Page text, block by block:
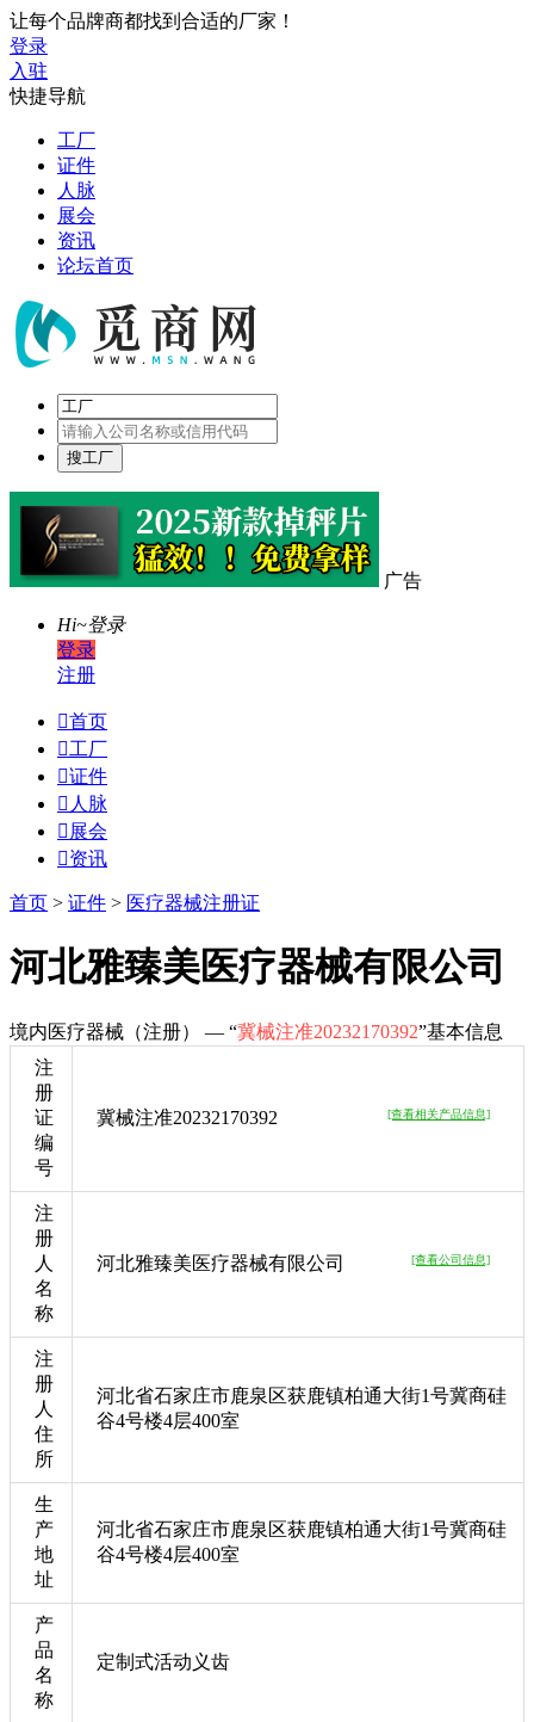
让每个品牌商都找到合适的厂家！
登录
入驻
快捷导航
工厂
证件
人脉
展会
资讯
论坛首页
广告
Hi~登录
登录
注册
首页
工厂
证件
 人脉
 展会
资讯
首页 > 证件 > 医疗器械注册证
河北雅臻美医疗器械有限公司
境内医疗器械（注册） — “冀械注准20232170392”基本信息
注
册
证
编
号
冀械注准20232170392 [查看相关产品信息]
注
册
人
名
称
河北雅臻美医疗器械有限公司 [查看公司信息]
注
册
人
住
所
河北省石家庄市鹿泉区获鹿镇柏通大街1号冀商硅
谷4号楼4层400室
生
产
地
址
河北省石家庄市鹿泉区获鹿镇柏通大街1号冀商硅
谷4号楼4层400室
产
品
名
称
定制式活动义齿